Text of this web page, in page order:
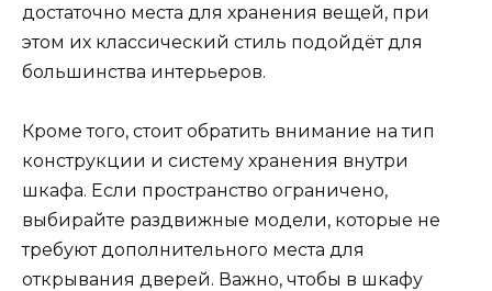
достаточно места для хранения вещей, при
этом их классический стиль подойдёт для
большинства интерьеров.
Кроме того, стоит обратить внимание на тип
конструкции и систему хранения внутри
шкафа. Если пространство ограничено,
выбирайте раздвижные модели, которые не
требуют дополнительного места для
открывания дверей. Важно, чтобы в шкафу